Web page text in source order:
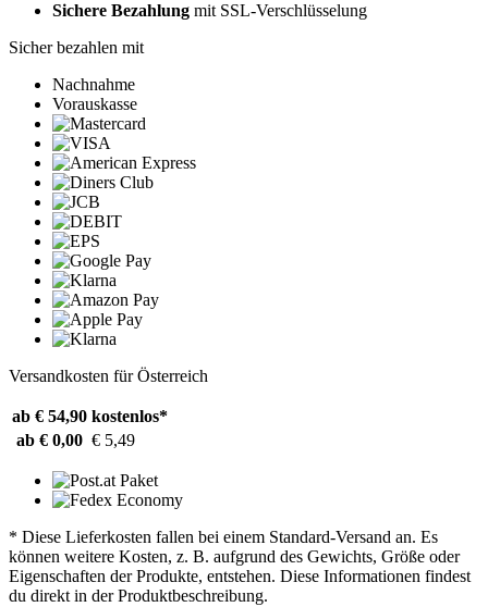
Sichere Bezahlung mit SSL-Verschlüsselung
Sicher bezahlen mit
Nachnahme
Vorauskasse
Versandkosten für Österreich
ab € 54,90 kostenlos*
ab € 0,00 € 5,49
* Diese Lieferkosten fallen bei einem Standard-Versand an. Es
können weitere Kosten, z. B. aufgrund des Gewichts, Größe oder
Eigenschaften der Produkte, entstehen. Diese Informationen findest
du direkt in der Produktbeschreibung.